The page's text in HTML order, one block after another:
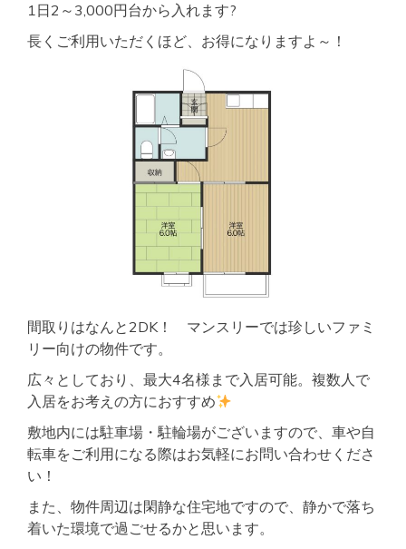
1日2～3,000円台から入れます?
長くご利用いただくほど、お得になりますよ～！
間取りはなんと2DK！ マンスリーでは珍しいファミ
リー向けの物件です。
広々としており、最大4名様まで入居可能。複数人で
入居をお考えの方におすすめ
敷地内には駐車場・駐輪場がございますので、車や自
転車をご利用になる際はお気軽にお問い合わせくださ
い！
また、物件周辺は閑静な住宅地ですので、静かで落ち
着いた環境で過ごせるかと思います。